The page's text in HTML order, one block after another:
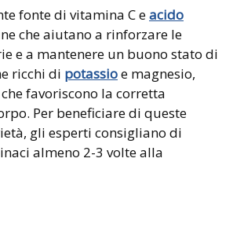
fonte di vitamina C eacido
che aiutano a rinforzare le
e a mantenere un buono stato di
ricchi di potassioe magnesio,
favoriscono la corretta
Per beneficiare di queste
gli esperti consigliano di
almeno 2-3 volte alla